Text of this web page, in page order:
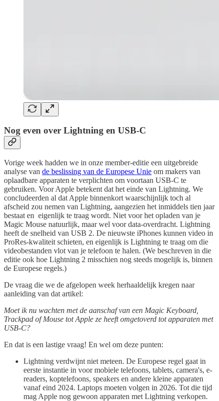
Nog even over Lightning en USB-C
Vorige week hadden we in onze member-editie een uitgebreide
analyse van de beslissing van de Europese Unie om makers van
oplaadbare apparaten te verplichten om voortaan USB-C te
gebruiken. Voor Apple betekent dat het einde van Lightning. We
concludeerden al dat Apple binnenkort waarschijnlijk toch al
afscheid zou nemen van Lightning, aangezien het inmiddels tien jaar
bestaat en eigenlijk te traag wordt. Niet voor het opladen van je
Magic Mouse natuurlijk, maar wel voor data-overdracht. Lightning
heeft de snelheid van USB 2. De nieuwste iPhones kunnen video in
ProRes-kwaliteit schieten, en eigenlijk is Lightning te traag om die
videobestanden vlot van je telefoon te halen. (We beschreven in die
editie ook hoe Lightning 2 misschien nog steeds mogelijk is, binnen
de Europese regels.)
De vraag die we de afgelopen week herhaaldelijk kregen naar
aanleiding van dat artikel:
Moet ik nu wachten met de aanschaf van een Magic Keyboard,
Trackpad of Mouse tot Apple ze heeft omgetoverd tot apparaten met
USB-C?
En dat is een lastige vraag! En wel om deze punten:
Lightning verdwijnt niet meteen. De Europese regel gaat in
eerste instantie in voor mobiele telefoons, tablets, camera's, e-
readers, koptelefoons, speakers en andere kleine apparaten
vanaf eind 2024. Laptops moeten volgen in 2026. Tot die tijd
mag Apple nog gewoon apparaten met Lightning verkopen.